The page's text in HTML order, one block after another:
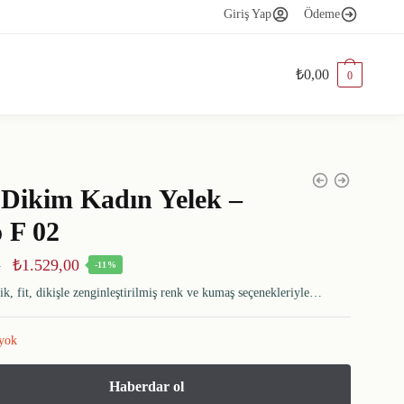
Giriş Yap Ödeme
₺0,00 0
Kadın Yelek –
F 02
₺1.529,00 -11%
fit, dikişle zenginleştirilmiş renk ve kumaş seçenekleriyle…